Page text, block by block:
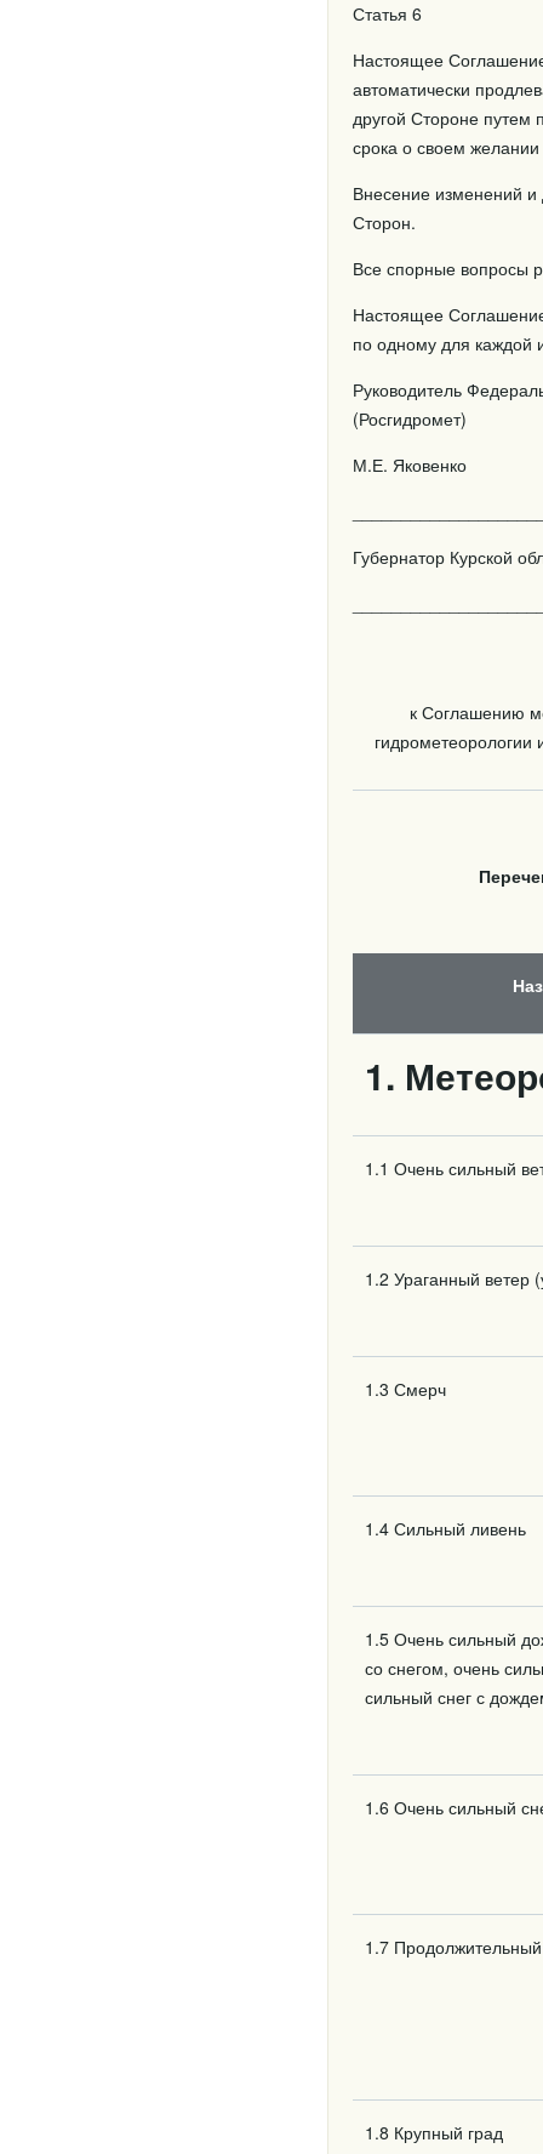
Статья 6
Настоящее
автоматически
другой Стороне путем
срока о своем желании
Внесение изменений
Сторон.
Все спорные вопросы
Настоящее
по одному для каждой
Руководитель
(Росгидромет)
М.Е. Яковенко
Губернатор Курской
к Соглашению
1.
1.1 Очень сильный
1.2 Ураганный ветер
1.3 Смерч
1.4 Сильный ливень
1.5 Очень сильный
со снегом, очень
сильный снег с
1.6 Очень сильный
1.7
1.8 Крупный град